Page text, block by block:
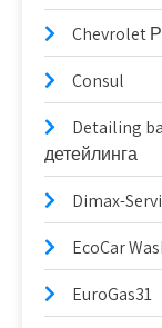
Chevrolet
Consul
Detailing
детейлинга
Dimax-
EcoCar
EuroGas31